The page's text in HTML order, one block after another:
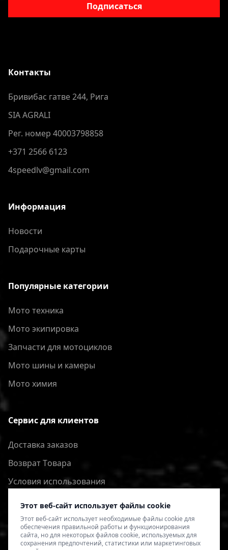
Этот веб-сайт использует файлы cookie
Этот веб-сайт использует необходимые файлы cookie для
обеспечения правильной работы и функционирования
сайта, но для некоторых файлов cookie, используемых для
сохранения предпочтений, статистики или маркетинговых
Подписаться
Контакты
Бривибас гатве 244, Рига
SIA AGRALI
Рег. номер 40003798858
+371 2566 6123
4speedlv@gmail.com
Информация
Новости
Подарочные карты
Популярные категории
Мото техника
Мото экипировка
Запчасти для мотоциклов
Мото шины и камеры
Мото химия
Сервис для клиентов
Доставка заказов
Bозврат Tовара
Условия использования
Политика конфиденциальности